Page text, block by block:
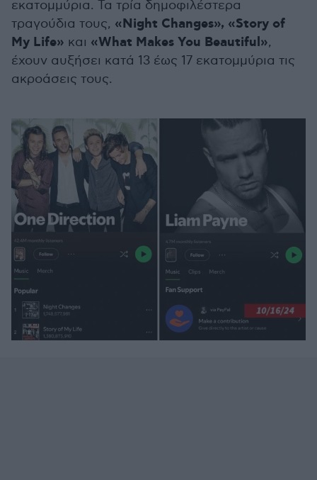
εκατομμύρια. Τα τρία δημοφιλέστερα
τραγούδια τους, «Night Changes», «Story of
My Life» και «What Makes You Beautiful»,
έχουν αυξήσει κατά 13 έως 17 εκατομμύρια τις
ακροάσεις τους.